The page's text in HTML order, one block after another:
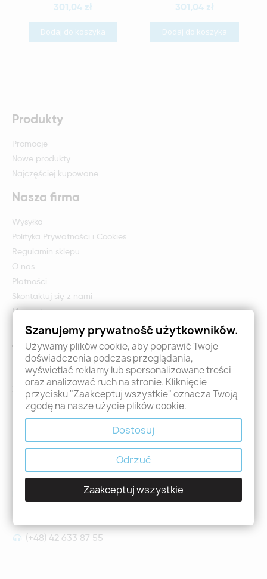
301,04 zł
Dodaj do koszyka
301,04 zł
Dodaj do koszyka
Produkty
Promocje
Nowe produkty
Najczęściej kupowane
Nasza firma
Wysyłka
Polityka Prywatności i Cookies
Regulamin sklepu
O nas
Płatności
Skontaktuj się z nami
Mapa strony
Formularz zwrotu i reklamacji
Twoje konto
Logowanie
Załóż konto - Rejestracja
Moje zamówienia
Promocje
Nowości
Kontakt
Jeśli mają Państwo jakiekolwiek pytania prosimy o kontakt
holdental@holdental.pl
(+48) 42 633 87 55
Szanujemy prywatność użytkowników.
Używamy plików cookie, aby poprawić Twoje
doświadczenia podczas przeglądania,
wyświetlać reklamy lub spersonalizowane treści
oraz analizować ruch na stronie. Kliknięcie
przycisku "Zaakceptuj wszystkie" oznacza Twoją
zgodę na nasze użycie plików cookie.
Dostosuj
Odrzuć
Zaakceptuj wszystkie